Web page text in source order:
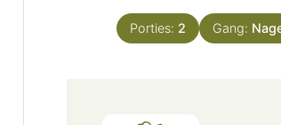
Porties: 2 Gang: